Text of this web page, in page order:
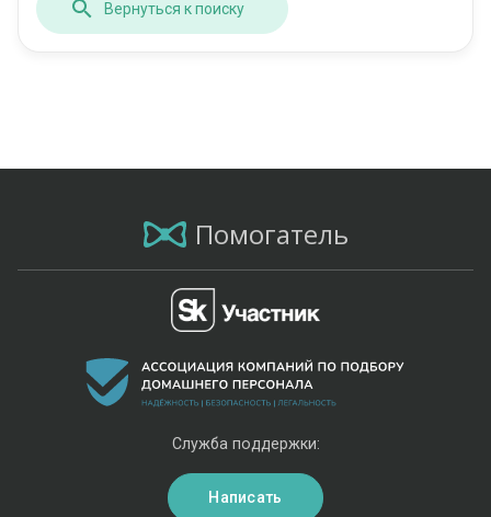
Вернуться к поиску
Помогатель
Служба поддержки:
Написать